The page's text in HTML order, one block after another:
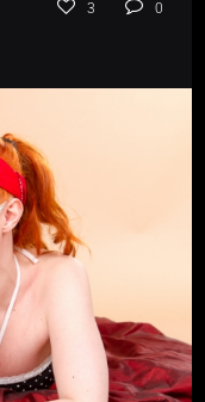
3 0